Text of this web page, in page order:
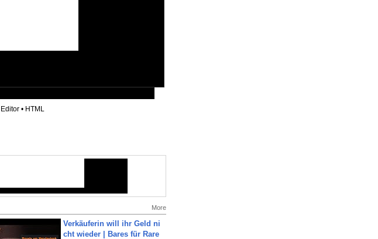
Editor • HTML
More
Verkäuferin will ihr Geld ni
cht wieder | Bares für Rare